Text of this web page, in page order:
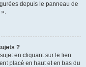
depuis le panneau de
».
?
en cliquant sur le lien
placé en haut et en bas du